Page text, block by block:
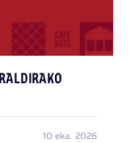
10 eka. 2026